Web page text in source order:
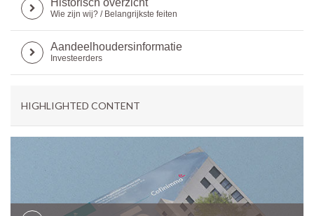
Wie zijn wij? / Belangrijkste feiten
Aandeelhoudersinformatie
Investeerders
HIGHLIGHTED CONTENT